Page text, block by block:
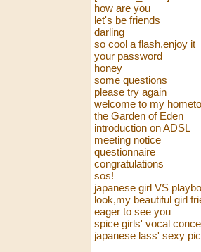
how are you
let's be friends
darling
so cool a flash,enjoy it
your password
honey
some questions
please try again
welcome to my
the Garden of Eden
introduction on ADSL
meeting notice
questionnaire
congratulations
sos!
japanese girl VS
look,my beautiful girl
eager to see you
spice girls' vocal